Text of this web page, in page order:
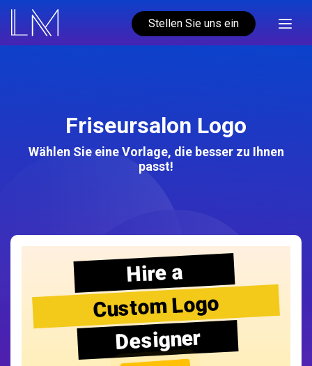
Stellen Sie uns ein
Friseursalon Logo
Wählen Sie eine Vorlage, die besser zu Ihnen
passt!
Hire a
Custom Logo
Designer